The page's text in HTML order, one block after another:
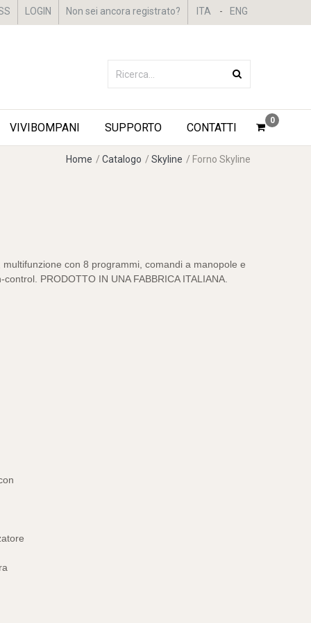
LOGIN Non sei ancora registrato? ITA - ENG
VIVIBOMPANI SUPPORTO CONTATTI
0
Home / Catalogo / Skyline / Forno Skyline
con 8 programmi, comandi a manopole e
PRODOTTO IN UNA FABBRICA ITALIANA.